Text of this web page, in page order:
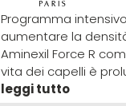
Programma
aumentare la
Aminexil Force R
vita dei capelli è
leggi tutto